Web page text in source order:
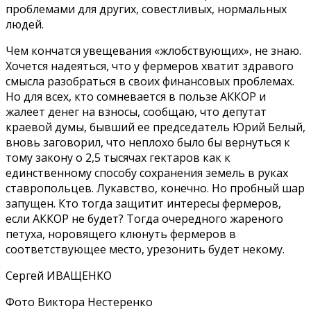
проблемами для других, совестливых, нормальных
людей.
Чем кончатся увещевания «жлобствующих», не знаю.
Хочется надеяться, что у фермеров хватит здравого
смысла разобраться в своих финансовых проблемах.
Но для всех, кто сомневается в пользе АККОР и
жалеет денег на взносы, сообщаю, что депутат
краевой думы, бывший ее председатель Юрий Белый,
вновь заговорил, что неплохо было бы вернуться к
тому закону о 2,5 тысячах гектаров как к
единственному способу сохранения земель в руках
ставропольцев. Лукавство, конечно. Но пробный шар
запущен. Кто тогда защитит интересы фермеров,
если АККОР не будет? Тогда очередного жареного
петуха, норовящего клюнуть фермеров в
соответствующее место, урезонить будет некому.
Сергей ИВАЩЕНКО
Фото Виктора Нестеренко